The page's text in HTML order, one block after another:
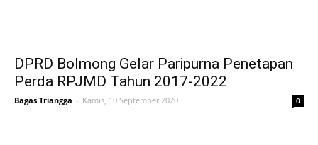
DPRD Bolmong Gelar Paripurna Penetapan
Perda RPJMD Tahun 2017-2022
Bagas Triangga - Kamis, 10 September 2020 0